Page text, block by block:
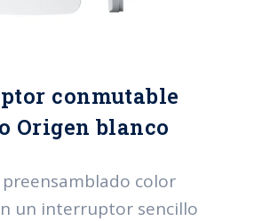
conmutable
Origen blanco
color
un interruptor sencillo